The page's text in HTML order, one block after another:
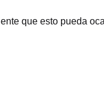
que esto pueda